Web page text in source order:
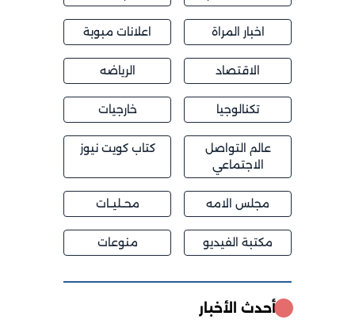
اخبار المراة اعلانات مبوبة
الاقتصاد الرياضه
تكنالوجيا خارجيات
عالم التواصل
الاجتماعي
كتاب كويت نيوز
مجلس الامه محــليــات
مكتبة الفيديو منوعات
أحدث الأخبار